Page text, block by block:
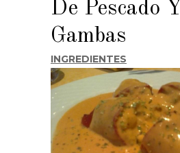
De Pescado Y
Gambas
INGREDIENTES